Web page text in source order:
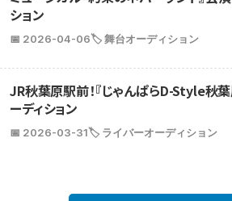
ション
📅 2026-04-06🏷️ 舞台オーディション
JR秋葉原駅前！『じゃんぱらD-Style秋
ーディション
📅 2026-03-31🏷️ ライバーオーディション